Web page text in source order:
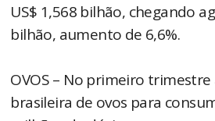
US$ 1,568 bilhão, chegando
bilhão, aumento de 6,6%.
OVOS – No primeiro
brasileira de ovos para